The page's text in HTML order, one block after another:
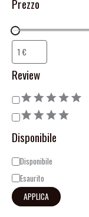
Prezzo
Review
Disponibile
Disponibile
Esaurito
APPLICA